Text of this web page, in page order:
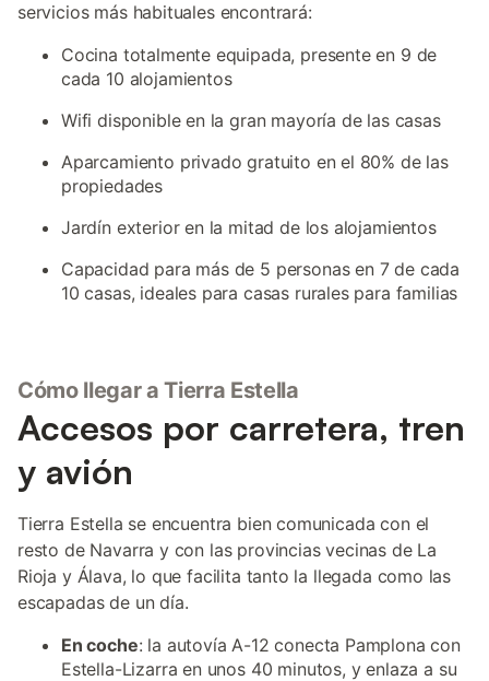
servicios más habituales encontrará:
Cocina totalmente equipada, presente en 9 de
cada 10 alojamientos
Wifi disponible en la gran mayoría de las casas
Aparcamiento privado gratuito en el 80% de las
propiedades
Jardín exterior en la mitad de los alojamientos
Capacidad para más de 5 personas en 7 de cada
10 casas, ideales para casas rurales para familias
Cómo llegar a Tierra Estella
Accesos por carretera, tren
y avión
Tierra Estella se encuentra bien comunicada con el
resto de Navarra y con las provincias vecinas de La
Rioja y Álava, lo que facilita tanto la llegada como las
escapadas de un día.
En coche: la autovía A-12 conecta Pamplona con
Estella-Lizarra en unos 40 minutos, y enlaza a su